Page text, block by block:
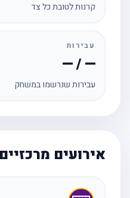
קרנות לטובת כל צד
עבירות
— / —
עבירות שנרשמו במשחק
אירועים מרכזיים